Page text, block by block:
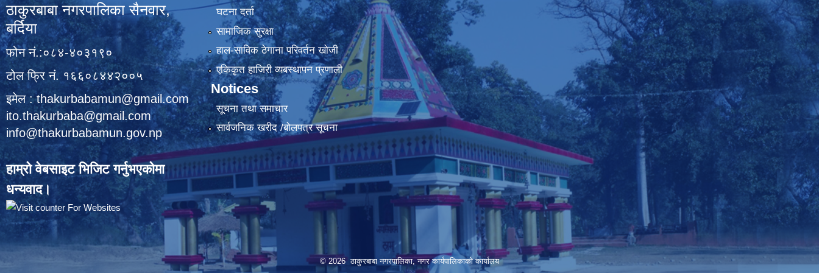
ठाकुरबाबा नगरपालिका सैनवार,
बर्दिया
फोन नं.:०८४-४०३१९०
टोल फ्रि नं. १६६०८४४२००५
इमेल : thakurbabamun@gmail.com
ito.thakurbaba@gmail.com
info@thakurbabamun.gov.np
हाम्रो वेबसाइट भिजिट गर्नुभएकोमा
धन्यवाद।
घटना दर्ता
सामाजिक सुरक्षा
हाल-साविक ठेगाना परिवर्तन खोजी
एकिकृत हाजिरी व्यबस्थापन प्रणाली
Notices
सूचना तथा समाचार
सार्वजनिक खरीद /बोलपत्र सूचना
© 2026 ठाकुरबाबा नगरपालिका, नगर कार्यपालिकाकाे कार्यालय